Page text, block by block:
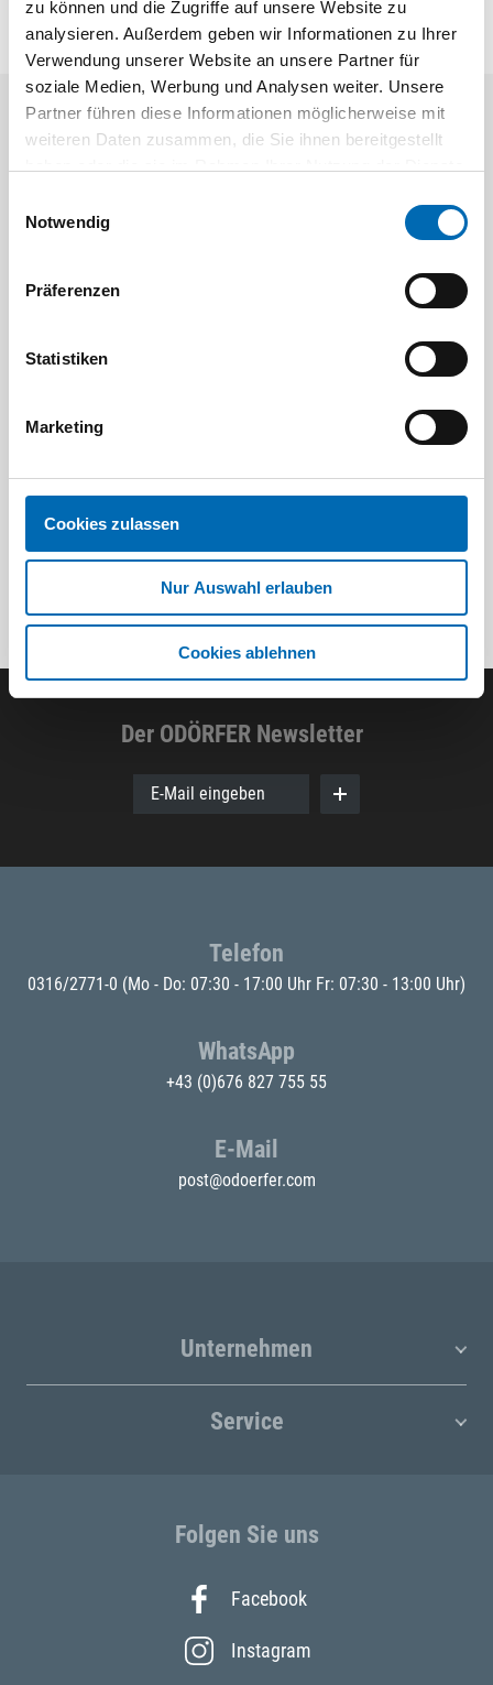
zu können und die Zugriffe auf unsere Website zu
analysieren. Außerdem geben wir Informationen zu Ihrer
Verwendung unserer Website an unsere Partner für
soziale Medien, Werbung und Analysen weiter. Unsere
Partner führen diese Informationen möglicherweise mit
weiteren Daten zusammen, die Sie ihnen bereitgestellt
Notwendig
Präferenzen
Statistiken
Marketing
Cookies zulassen
Nur Auswahl erlauben
Cookies ablehnen
Aktuelle Angebote
Bit-
Artikel-Nr.
Der ODÖRFER Newsletter
E-Mail eingeben
Telefon
0316/2771-0 (Mo - Do: 07:30 - 17:00 Uhr Fr: 07:30 - 13:00 Uhr)
WhatsApp
+43 (0)676 827 755 55
E-Mail
post@odoerfer.com
Unternehmen
Service
Folgen Sie uns
Facebook
Instagram